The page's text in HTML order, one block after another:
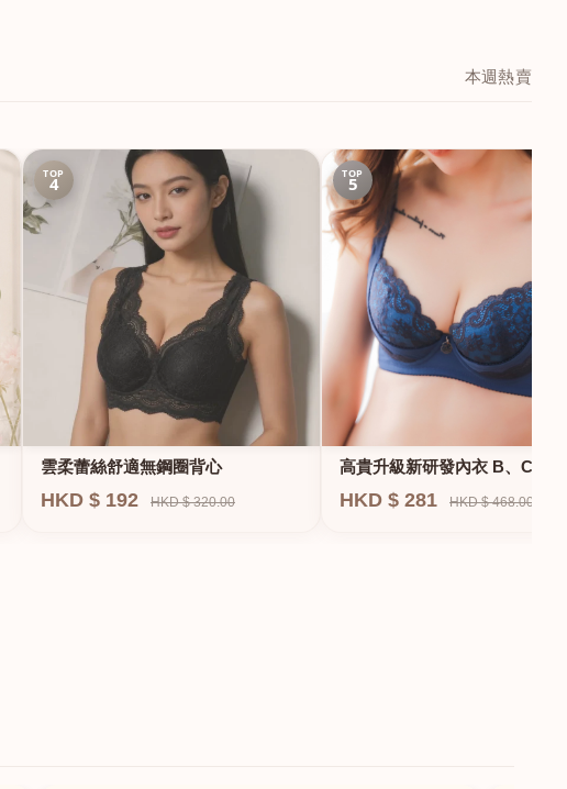
本週熱賣
TOP
4
雲柔蕾絲舒適無鋼圈背心
HKD $ 192 HKD $ 320.00
TOP
5
高貴升級新研發內衣 B、C、D
E、F專業養脂術系列
HKD $ 281 HKD $ 468.00